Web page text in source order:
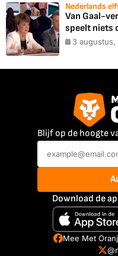
Nederlands
Van Gaal-
speelt niets
3 augustus,
Blijf op de hoogte
Download de
Mee Met